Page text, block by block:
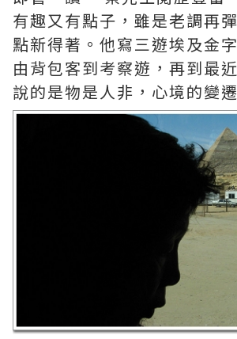
有趣又有點子，雖是老調再
點新得著。他寫三遊埃及金
由背包客到考察遊，再到最
說的是物是人非，心境的變遷